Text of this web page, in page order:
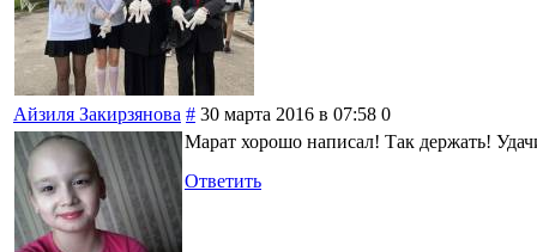
Айзиля Закирзянова # 30 марта 2016 в 07:58 0
Марат хорошо написал! Так держать!
Ответить